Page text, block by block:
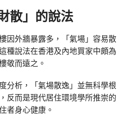
散」的說法
因外牆暴露多，「氣場」容易散
種說法在香港及內地買家中頗為
敬而遠之。
分析，「氣場散逸」並無科學根
反而是現代居住環境學所推崇的
者身心健康。